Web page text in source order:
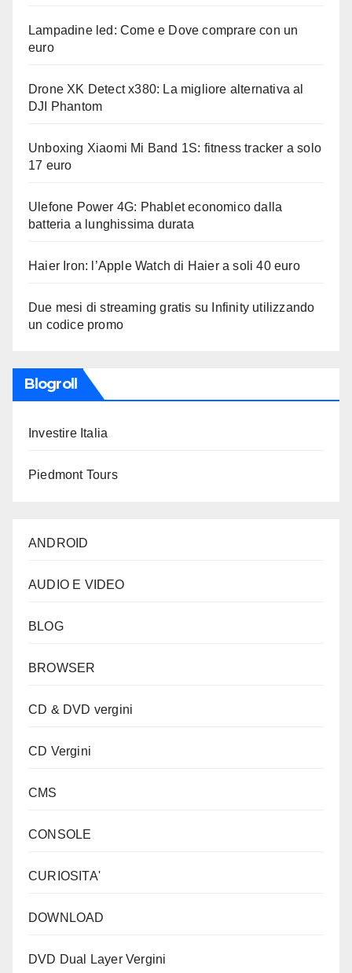
Lampadine led: Come e Dove comprare con un
euro
Drone XK Detect x380: La migliore alternativa al
DJI Phantom
Unboxing Xiaomi Mi Band 1S: fitness tracker a solo
17 euro
Ulefone Power 4G: Phablet economico dalla
batteria a lunghissima durata
Haier Iron: l’Apple Watch di Haier a soli 40 euro
Due mesi di streaming gratis su Infinity utilizzando
un codice promo
Blogroll
Investire Italia
Piedmont Tours
ANDROID
AUDIO E VIDEO
BLOG
BROWSER
CD & DVD vergini
CD Vergini
CMS
CONSOLE
CURIOSITA'
DOWNLOAD
DVD Dual Layer Vergini